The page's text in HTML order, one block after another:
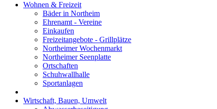
Wohnen & Freizeit
Bäder in Northeim
Ehrenamt - Vereine
Einkaufen
Freizeitangebote - Grillplätze
Northeimer Wochenmarkt
Northeimer Seenplatte
Ortschaften
Schuhwallhalle
Sportanlagen
Wirtschaft, Bauen, Umwelt